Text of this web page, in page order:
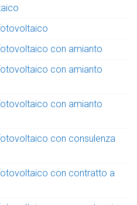
con amianto
con amianto
con amianto
con consulenza
con contratto a